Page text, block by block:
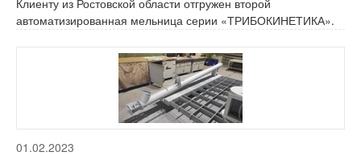
Клиенту из Ростовской области отгружен второй
автоматизированная мельница серии «ТРИБОКИНЕТИКА».
01.02.2023